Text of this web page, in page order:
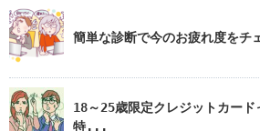
簡単な診断で今のお疲れ度をチ
18～25歳限定クレジットカード
特...